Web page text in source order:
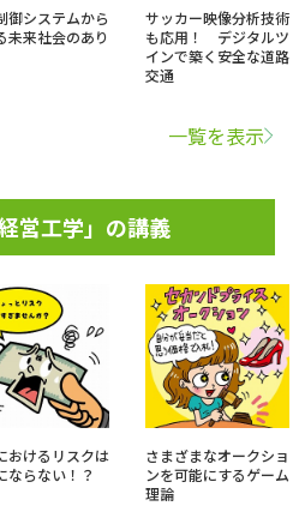
御システムから
未来社会のあり
サッカー映像分析技術
も応用！ デジタルツ
インで築く安全な道路
交通
一覧を表示
営工学」の講義
おけるリスクは
ならない！？
さまざまなオークショ
ンを可能にするゲーム
理論